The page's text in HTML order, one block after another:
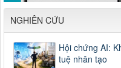
NGHIÊN CỨU
Hội chứng AI:
tuệ nhân tạo